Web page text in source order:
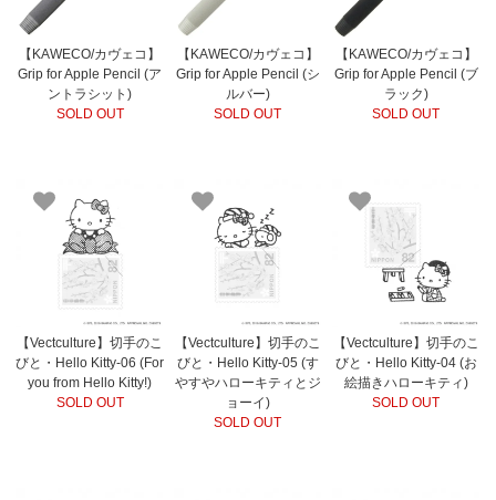
【KAWECO/カヴェコ】
Grip for Apple Pencil (ア
ントラシット)
SOLD OUT
【KAWECO/カヴェコ】
Grip for Apple Pencil (シ
ルバー)
SOLD OUT
【KAWECO/カヴェコ】
Grip for Apple Pencil (ブ
ラック)
SOLD OUT
【Vectculture】切手のこ
びと・Hello Kitty-06 (For
you from Hello Kitty!)
SOLD OUT
【Vectculture】切手のこ
びと・Hello Kitty-05 (す
やすやハローキティとジ
ョーイ)
SOLD OUT
【Vectculture】切手のこ
びと・Hello Kitty-04 (お
絵描きハローキティ)
SOLD OUT